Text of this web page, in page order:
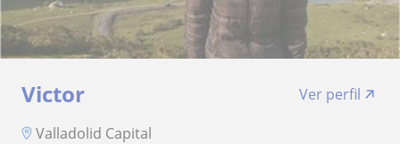
Victor
Ver perfil
Valladolid Capital